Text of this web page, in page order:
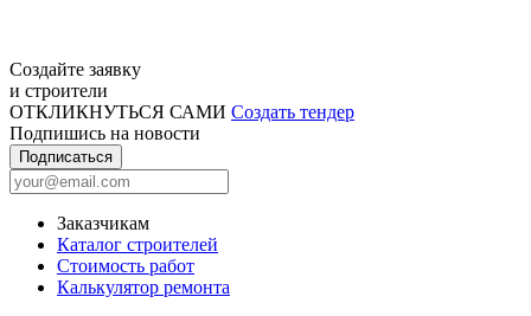
Создайте заявку
и строители
ОТКЛИКНУТЬСЯ САМИ Создать тендер
Подпишись на новости
Подписаться
Заказчикам
Каталог строителей
Стоимость работ
Калькулятор ремонта